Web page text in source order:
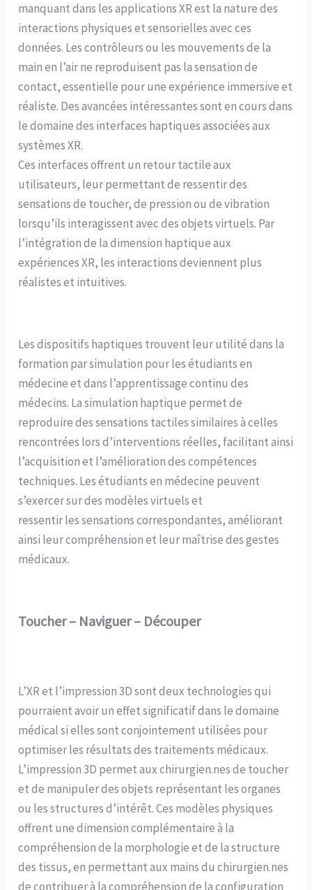
manquant dans les applications XR est la nature des
interactions physiques et sensorielles avec ces
données. Les contrôleurs ou les mouvements de la
main en l’air ne reproduisent pas la sensation de
contact, essentielle pour une expérience immersive et
réaliste. Des avancées intéressantes sont en cours dans
le domaine des interfaces haptiques associées aux
systèmes XR.
Ces interfaces offrent un retour tactile aux
utilisateurs, leur permettant de ressentir des
sensations de toucher, de pression ou de vibration
lorsqu’ils interagissent avec des objets virtuels. Par
l’intégration de la dimension haptique aux
expériences XR, les interactions deviennent plus
réalistes et intuitives.
Les dispositifs haptiques trouvent leur utilité dans la
formation par simulation pour les étudiants en
médecine et dans l’apprentissage continu des
médecins. La simulation haptique permet de
reproduire des sensations tactiles similaires à celles
rencontrées lors d’interventions réelles, facilitant ainsi
l’acquisition et l’amélioration des compétences
techniques. Les étudiants en médecine peuvent
s’exercer sur des modèles virtuels et
ressentir les sensations correspondantes, améliorant
ainsi leur compréhension et leur maîtrise des gestes
médicaux.
Toucher – Naviguer – Découper
L’XR et l’impression 3D sont deux technologies qui
pourraient avoir un effet significatif dans le domaine
médical si elles sont conjointement utilisées pour
optimiser les résultats des traitements médicaux.
L’impression 3D permet aux chirurgien.nes de toucher
et de manipuler des objets représentant les organes
ou les structures d’intérêt. Ces modèles physiques
offrent une dimension complémentaire à la
compréhension de la morphologie et de la structure
des tissus, en permettant aux mains du chirurgien.nes
de contribuer à la compréhension de la configuration